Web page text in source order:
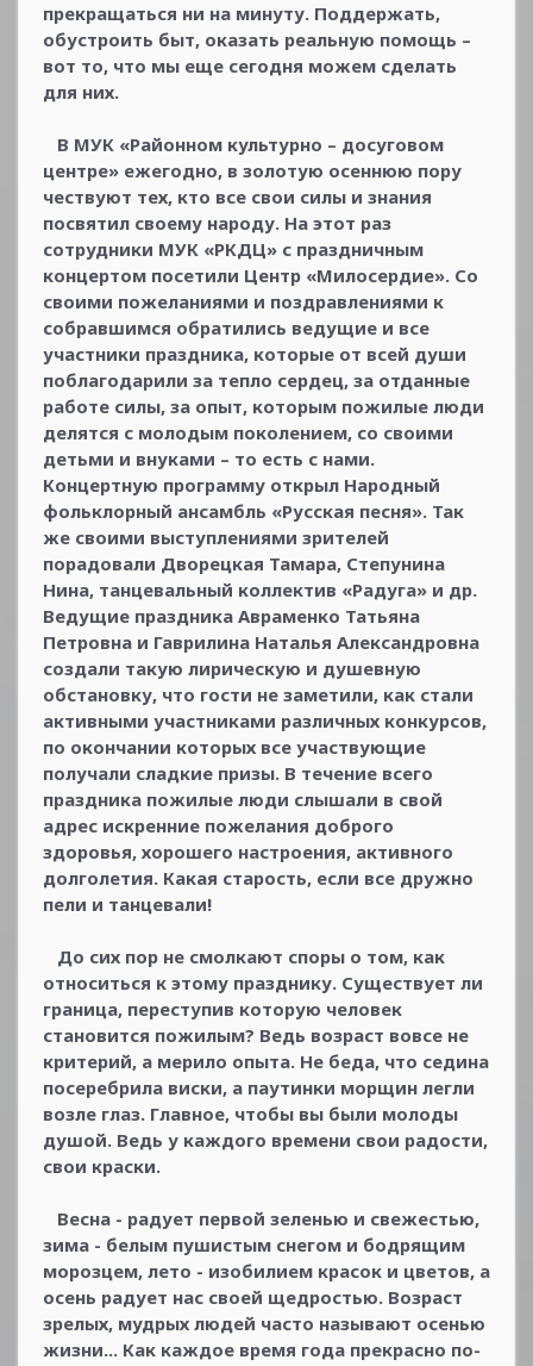
прекращаться ни на минуту. Поддержать,
обустроить быт, оказать реальную помощь –
вот то, что мы еще сегодня можем сделать
для них.
В МУК «Районном культурно – досуговом
центре» ежегодно, в золотую осеннюю пору
чествуют тех, кто все свои силы и знания
посвятил своему народу. На этот раз
сотрудники МУК «РКДЦ» с праздничным
концертом посетили Центр «Милосердие». Со
своими пожеланиями и поздравлениями к
собравшимся обратились ведущие и все
участники праздника, которые от всей души
поблагодарили за тепло сердец, за отданные
работе силы, за опыт, которым пожилые люди
делятся с молодым поколением, со своими
детьми и внуками – то есть с нами.
Концертную программу открыл Народный
фольклорный ансамбль «Русская песня». Так
же своими выступлениями зрителей
порадовали Дворецкая Тамара, Степунина
Нина, танцевальный коллектив «Радуга» и др.
Ведущие праздника Авраменко Татьяна
Петровна и Гаврилина Наталья Александровна
создали такую лирическую и душевную
обстановку, что гости не заметили, как стали
активными участниками различных конкурсов,
по окончании которых все участвующие
получали сладкие призы. В течение всего
праздника пожилые люди слышали в свой
адрес искренние пожелания доброго
здоровья, хорошего настроения, активного
долголетия. Какая старость, если все дружно
пели и танцевали!
До сих пор не смолкают споры о том, как
относиться к этому празднику. Существует ли
граница, переступив которую человек
становится пожилым? Ведь возраст вовсе не
критерий, а мерило опыта. Не беда, что седина
посеребрила виски, а паутинки морщин легли
возле глаз. Главное, чтобы вы были молоды
душой. Ведь у каждого времени свои радости,
свои краски.
Весна - радует первой зеленью и свежестью,
зима - белым пушистым снегом и бодрящим
морозцем, лето - изобилием красок и цветов, а
осень радует нас своей щедростью. Возраст
зрелых, мудрых людей часто называют осенью
жизни... Как каждое время года прекрасно по-